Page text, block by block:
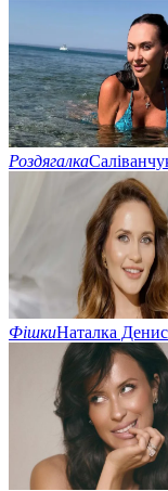
Роздягалка
ФішкиНаталка